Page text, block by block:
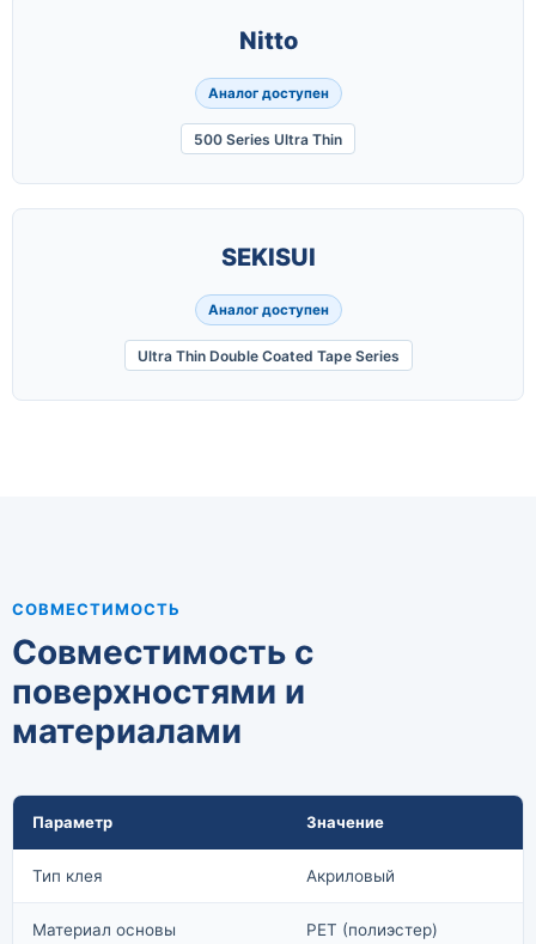
Nitto
Аналог доступен
500 Series Ultra Thin
SEKISUI
Аналог доступен
Ultra Thin Double Coated Tape Series
СОВМЕСТИМОСТЬ
Совместимость с
поверхностями и
материалами
Параметр Значение
Тип клея Акриловый
Материал основы PET (полиэстер)